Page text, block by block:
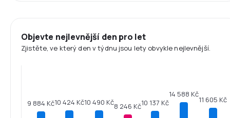
Objevte nejlevnější den pro let
Zjistěte, ve který den v týdnu jsou lety obvykle nejlevnější.
9 884 Kč10 424 Kč10 490 Kč8 246 Kč10 137 Kč
14 588 Kč
11 605 Kč